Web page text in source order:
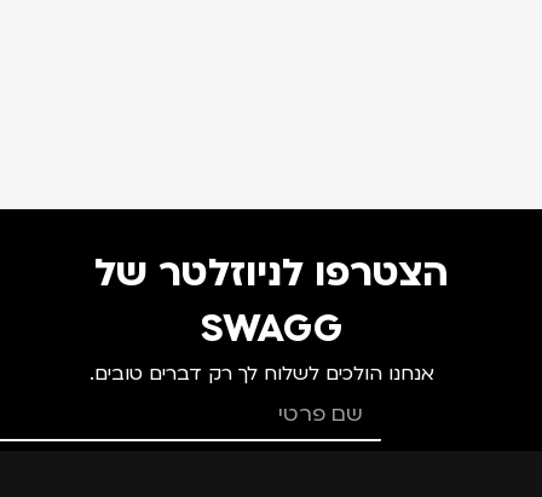
הצטרפו לניוזלטר של
SWAGG
אנחנו הולכים לשלוח לך רק דברים טובים.